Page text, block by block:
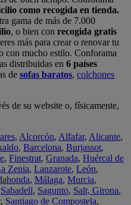
como recogida en tienda.
gama de más de 7.000
, o bien con recogida gratis
más para crear o renovar tu
con mucho estilo. Conforama
distribuidas en 6 países
de sofas baratos, colchones
de su website o, físicamente,
, Alcorcón, Alfafar, Alicante,
, Barcelona, Burjassot,
, Finestrat, Granada, Huércal de
Zenia, Lanzarote, León,
, Málaga, Murcia,
Sabadell, Sagunto, Salt, Girona,
, Santiago de Compostela,